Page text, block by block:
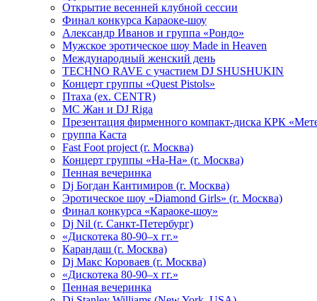
Открытие весенней клубной сессии
Финал конкурса Караоке-шоу
Александр Иванов и группа «Рондо»
Мужское эротическое шоу Made in Heaven
Международный женский день
TECHNO RAVE с участием DJ SHUSHUKIN
Концерт группы «Quest Pistols»
Птаха (ex. CENTR)
МС Жан и DJ Riga
Презентация фирменного компакт-диска КРК
группа Каста
Fast Foot project (г. Москва)
Концерт группы «На-На» (г. Москва)
Пенная вечеринка
Dj Богдан Кантимиров (г. Москва)
Эротическое шоу «Diamond Girls» (г. Москва)
Финал конкурса «Караоке-шоу»
Dj Nil (г. Санкт-Петербург)
«Дискотека 80-90–х гг.»
Карандаш (г. Москва)
Dj Макс Короваев (г. Москва)
«Дискотека 80-90–х гг.»
Пенная вечеринка